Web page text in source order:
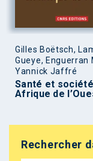
Gilles Boëtsch,
Gueye, Enguerran
Yannick Jaffré
Santé et
Afrique de
Rechercher